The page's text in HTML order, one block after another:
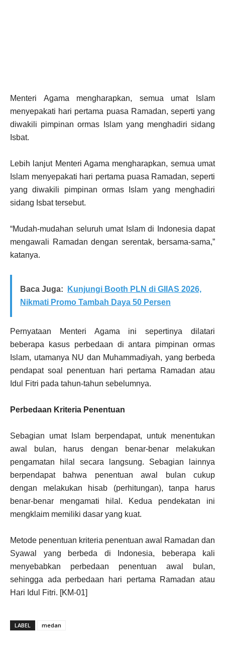
Menteri Agama mengharapkan, semua umat Islam
menyepakati hari pertama puasa Ramadan, seperti yang
diwakili pimpinan ormas Islam yang menghadiri sidang
Isbat.
Lebih lanjut Menteri Agama mengharapkan, semua umat
Islam menyepakati hari pertama puasa Ramadan, seperti
yang diwakili pimpinan ormas Islam yang menghadiri
sidang Isbat tersebut.
“Mudah-mudahan seluruh umat Islam di Indonesia dapat
mengawali Ramadan dengan serentak, bersama-sama,”
katanya.
Baca Juga:
Kunjungi Booth PLN di GIIAS 2026,
Nikmati Promo Tambah Daya 50 Persen
Pernyataan Menteri Agama ini sepertinya dilatari
beberapa kasus perbedaan di antara pimpinan ormas
Islam, utamanya NU dan Muhammadiyah, yang berbeda
pendapat soal penentuan hari pertama Ramadan atau
Idul Fitri pada tahun-tahun sebelumnya.
Perbedaan Kriteria Penentuan
Sebagian umat Islam berpendapat, untuk menentukan
awal bulan, harus dengan benar-benar melakukan
pengamatan hilal secara langsung. Sebagian lainnya
berpendapat bahwa penentuan awal bulan cukup
dengan melakukan hisab (perhitungan), tanpa harus
benar-benar mengamati hilal. Kedua pendekatan ini
mengklaim memiliki dasar yang kuat.
Metode penentuan kriteria penentuan awal Ramadan dan
Syawal yang berbeda di Indonesia, beberapa kali
menyebabkan perbedaan penentuan awal bulan,
sehingga ada perbedaan hari pertama Ramadan atau
Hari Idul Fitri. [KM-01]
LABEL medan